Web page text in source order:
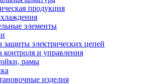
продукция
элементы
защиты электрических цепей
контроля и управления
рамы
изделия